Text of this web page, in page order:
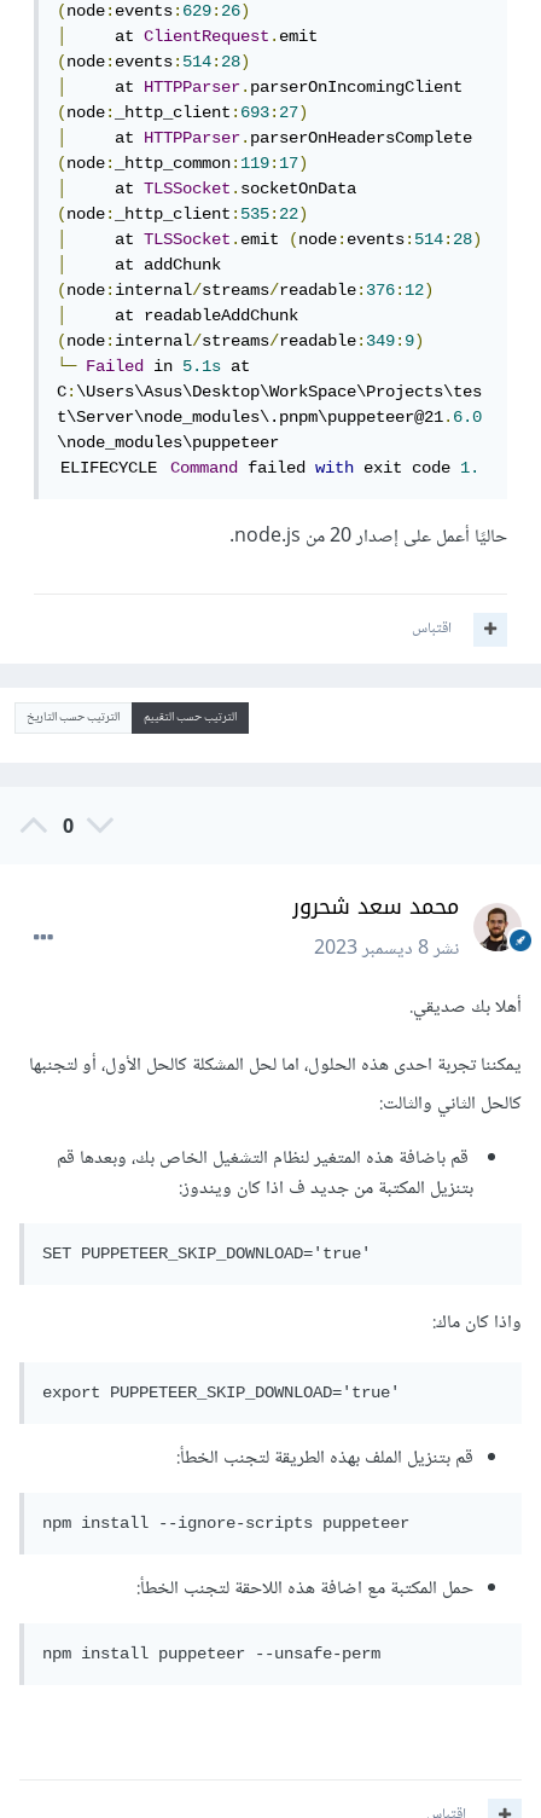
(node:events:629:26)
     at
ClientRequest.
(node:events:514:28)
     at
HTTPParser.
(node: _http_client:693:27)
     at
HTTPParser.
(node: _http_common:119:17)
     at
TLSSocket.
(node: _http_client:535:22)
     at
TLSSocket.emit (node:events:514:28)
(node:internal/streams/readable:376:12)
(node:internal/streams/readable:349:9)
└─
Failed in 5.1s at
C:\Users\Asus\Desktop\WorkSpace\Projects\tes
t\Server\node_modules\.pnpm\puppeteer@21.6.0
\node_modules\puppeteer
ELIFECYCLE
Command failed with exit code 1.
حاليًا أعمل على إصدار 20 من node.js.
اقتباس
الترتيب حسب التقييم الترتيب حسب التاريخ
0
محمد سعد شحرور
نشر8 ديسمبر 2023
أهلا بك صديقي.
يمكننا تجربة احدى هذه الحلول، اما لحل المشكلة كالحل الأول، أو لتجنبها
كالحل الثاني والثالت:
قم باضافة هذه المتغير لنظام التشغيل الخاص بك، وبعدها قم
بتنزيل المكتبة من جديد ف اذا كان ويندوز:
SET PUPPETEER_SKIP_DOWNLOAD='true'
واذا كان ماك:
export PUPPETEER_SKIP_DOWNLOAD='true'
قم بتنزيل الملف بهذه الطريقة لتجنب الخطأ:
npm install --ignore-scripts puppeteer
حمل المكتبة مع اضافة هذه اللاحقة لتجنب الخطأ: